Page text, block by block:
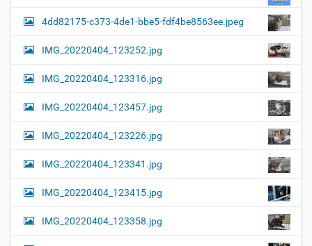
l
r
e
…
g
a
t
i
o
n
4dd82175-c373-4de1-bbe5-fdf4be8563ee.jpeg
IMG_20220404_123252.jpg
IMG_20220404_123316.jpg
IMG_20220404_123457.jpg
IMG_20220404_123226.jpg
IMG_20220404_123341.jpg
IMG_20220404_123415.jpg
IMG_20220404_123358.jpg